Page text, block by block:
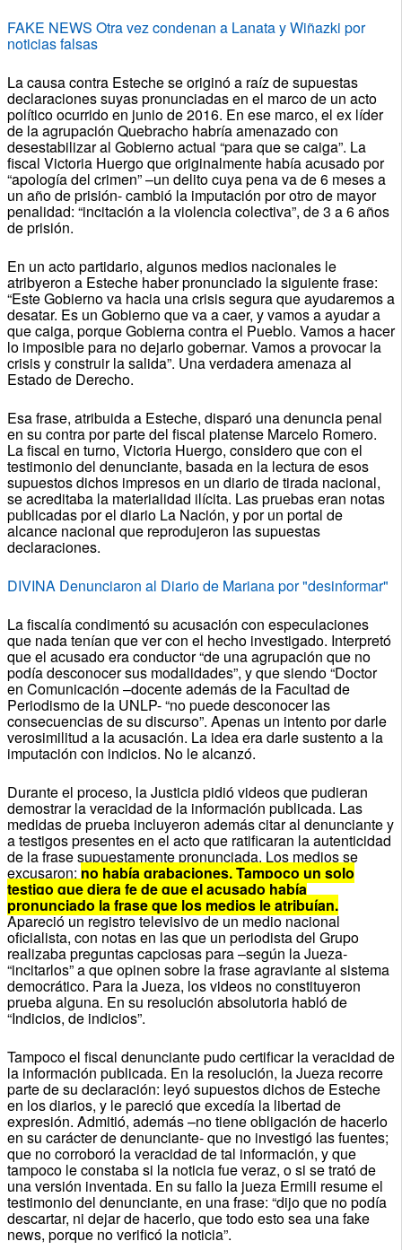
FAKE NEWS Otra vez condenan a Lanata y Wiñazki por
noticias falsas
La causa contra Esteche se originó a raíz de supuestas
declaraciones suyas pronunciadas en el marco de un acto
político ocurrido en junio de 2016. En ese marco, el ex líder
de la agrupación Quebracho habría amenazado con
desestabilizar al Gobierno actual “para que se caiga”. La
fiscal Victoria Huergo que originalmente había acusado por
“apología del crimen” –un delito cuya pena va de 6 meses a
un año de prisión- cambió la imputación por otro de mayor
penalidad: “incitación a la violencia colectiva”, de 3 a 6 años
de prisión.
En un acto partidario, algunos medios nacionales le
atribyeron a Esteche haber pronunciado la siguiente frase:
“Este Gobierno va hacia una crisis segura que ayudaremos a
desatar. Es un Gobierno que va a caer, y vamos a ayudar a
que caiga, porque Gobierna contra el Pueblo. Vamos a hacer
lo imposible para no dejarlo gobernar. Vamos a provocar la
crisis y construir la salida”. Una verdadera amenaza al
Estado de Derecho.
Esa frase, atribuida a Esteche, disparó una denuncia penal
en su contra por parte del fiscal platense Marcelo Romero.
La fiscal en turno, Victoria Huergo, considero que con el
testimonio del denunciante, basada en la lectura de esos
supuestos dichos impresos en un diario de tirada nacional,
se acreditaba la materialidad ilícita. Las pruebas eran notas
publicadas por el diario La Nación, y por un portal de
alcance nacional que reprodujeron las supuestas
declaraciones.
DIVINA Denunciaron al Diario de Mariana por "desinformar"
La fiscalía condimentó su acusación con especulaciones
que nada tenían que ver con el hecho investigado. Interpretó
que el acusado era conductor “de una agrupación que no
podía desconocer sus modalidades”, y que siendo “Doctor
en Comunicación –docente además de la Facultad de
Periodismo de la UNLP- “no puede desconocer las
consecuencias de su discurso”. Apenas un intento por darle
verosimilitud a la acusación. La idea era darle sustento a la
imputación con indicios. No le alcanzó.
Durante el proceso, la Justicia pidió videos que pudieran
demostrar la veracidad de la información publicada. Las
medidas de prueba incluyeron además citar al denunciante y
a testigos presentes en el acto que ratificaran la autenticidad
de la frase supuestamente pronunciada. Los medios se
excusaron: no había grabaciones. Tampoco un solo
testigo que diera fe de que el acusado había
pronunciado la frase que los medios le atribuían.
Apareció un registro televisivo de un medio nacional
oficialista, con notas en las que un periodista del Grupo
realizaba preguntas capciosas para –según la Jueza-
“incitarlos” a que opinen sobre la frase agraviante al sistema
democrático. Para la Jueza, los videos no constituyeron
prueba alguna. En su resolución absolutoria habló de
“Indicios, de indicios”.
Tampoco el fiscal denunciante pudo certificar la veracidad de
la información publicada. En la resolución, la Jueza recorre
parte de su declaración: leyó supuestos dichos de Esteche
en los diarios, y le pareció que excedía la libertad de
expresión. Admitió, además –no tiene obligación de hacerlo
en su carácter de denunciante- que no investigó las fuentes;
que no corroboró la veracidad de tal información, y que
tampoco le constaba si la noticia fue veraz, o si se trató de
una versión inventada. En su fallo la jueza Ermili resume el
testimonio del denunciante, en una frase: “dijo que no podía
descartar, ni dejar de hacerlo, que todo esto sea una fake
news, porque no verificó la noticia”.